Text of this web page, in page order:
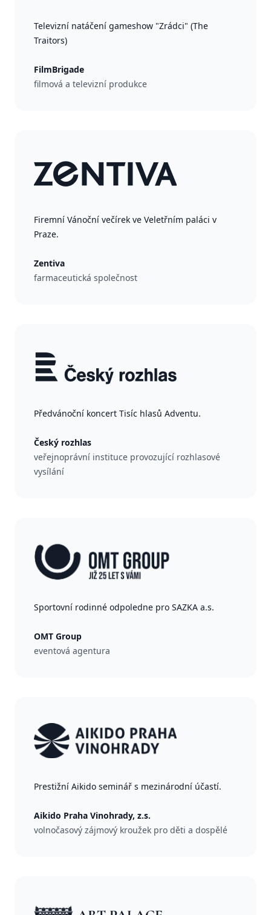
Televizní natáčení gameshow "Zrádci" (The
Traitors)
FilmBrigade
filmová a televizní produkce
Firemní Vánoční večírek ve Veletřním paláci v
Praze.
Zentiva
farmaceutická společnost
Předvánoční koncert Tisíc hlasů Adventu.
Český rozhlas
veřejnoprávní instituce provozující rozhlasové
vysílání
Sportovní rodinné odpoledne pro SAZKA a.s.
OMT Group
eventová agentura
Prestižní Aikido seminář s mezinárodní účastí.
Aikido Praha Vinohrady, z.s.
volnočasový zájmový kroužek pro děti a dospělé